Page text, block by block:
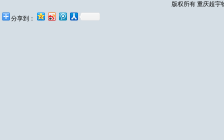
版权所有 重庆超宇
分享到：